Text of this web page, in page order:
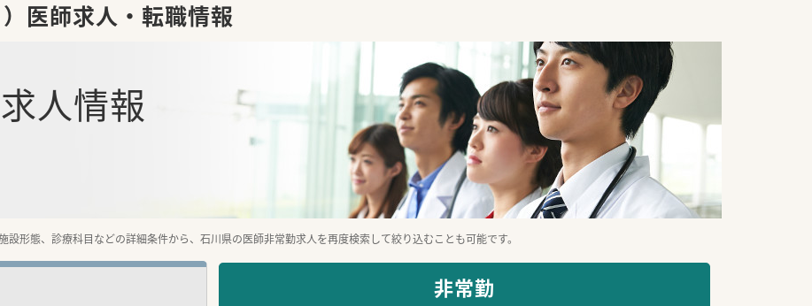
医師求人・転職情報
人情報
形態、診療科目などの詳細条件から、石川県の医師非常勤求人を再度検索して絞り込むことも可能です。
非常勤